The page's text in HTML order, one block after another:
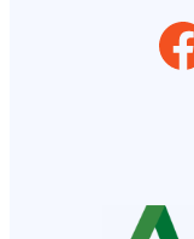
Facebook